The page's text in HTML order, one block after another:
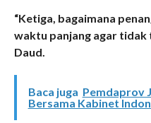
“Ketiga, bagaimana
waktu panjang agar tidak
Daud.
Baca juga Pemdaprov
Bersama Kabinet